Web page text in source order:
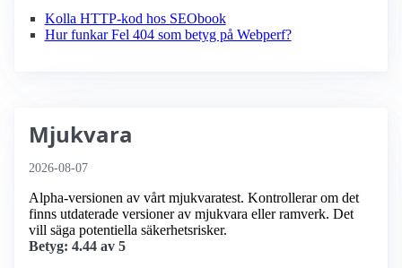
Kolla HTTP-kod hos SEObook
Hur funkar Fel 404 som betyg på Webperf?
Mjukvara
2026-08-07
Alpha-versionen av vårt mjukvaratest. Kontrollerar om det
finns utdaterade versioner av mjukvara eller ramverk. Det
vill säga potentiella säkerhetsrisker.
Betyg: 4.44 av 5